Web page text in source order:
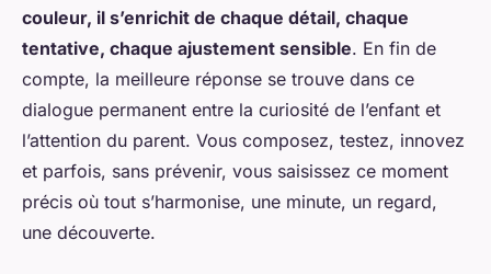
couleur, il s’enrichit de chaque détail, chaque
tentative, chaque ajustement sensible. En fin de
compte, la meilleure réponse se trouve dans ce
dialogue permanent entre la curiosité de l’enfant et
l’attention du parent. Vous composez, testez, innovez
et parfois, sans prévenir, vous saisissez ce moment
précis où tout s’harmonise, une minute, un regard,
une découverte.